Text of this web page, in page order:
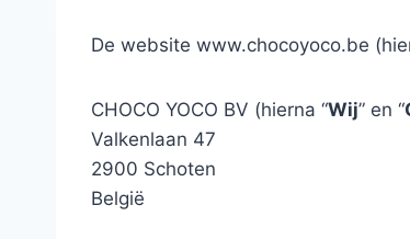
De website www.chocoyoco.be
CHOCO YOCO BV (hierna “Wij” en “
Valkenlaan 47
2900 Schoten
België